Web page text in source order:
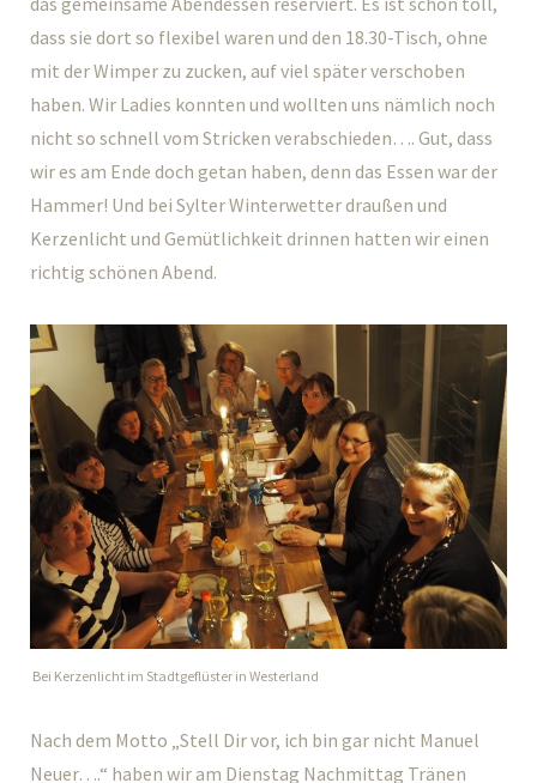
dass sie dort so flexibel waren und den 18.30-Tisch, ohne
mit der Wimper zu zucken, auf viel später verschoben
haben. Wir Ladies konnten und wollten uns nämlich noch
nicht so schnell vom Stricken verabschieden…. Gut, dass
wir es am Ende doch getan haben, denn das Essen war der
Hammer! Und bei Sylter Winterwetter draußen und
Kerzenlicht und Gemütlichkeit drinnen hatten wir einen
richtig schönen Abend.
Bei Kerzenlicht im Stadtgeflüster in Westerland
Nach dem Motto „Stell Dir vor, ich bin gar nicht Manuel
Neuer….“ haben wir am Dienstag Nachmittag Tränen